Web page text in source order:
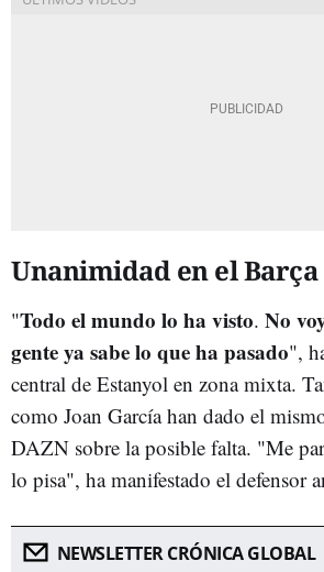
Unanimidad en el Barça
"Todo el mundo lo ha visto. No
gente ya sabe lo que ha pasado",
central de Estanyol en zona mixta.
como Joan García han dado el
DAZN sobre la posible falta. "Me
lo pisa", ha manifestado el defensor
NEWSLETTER CRÓNICA GLOBAL